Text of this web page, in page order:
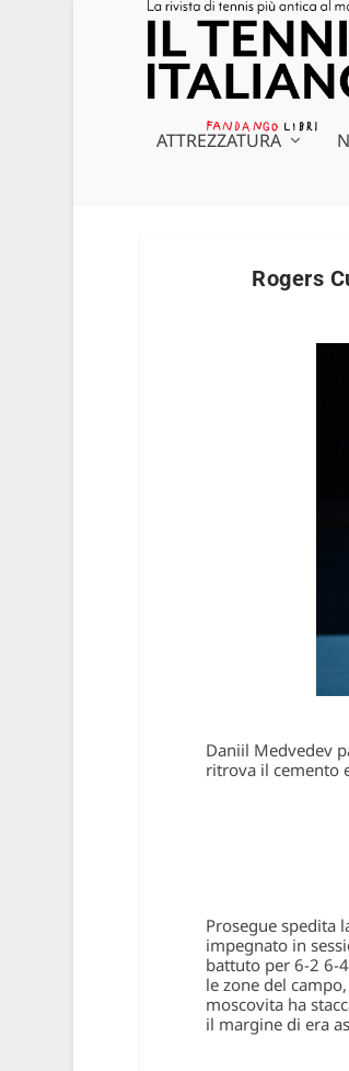
ATTREZZATURA
Rogers
Daniil Medvedev
ritrova il cemento
Prosegue spedita
impegnato in
battuto per 6-2 6-
le zone del
moscovita ha
il margine di era